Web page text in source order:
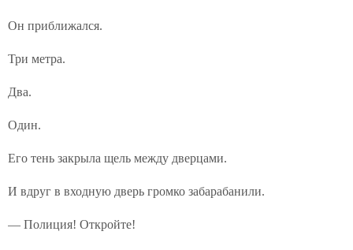
Он приближался.
Три метра.
Два.
Один.
Его тень закрыла щель между дверцами.
И вдруг в входную дверь громко забарабанили.
— Полиция! Откройте!